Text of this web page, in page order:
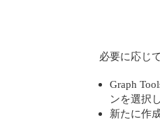
必要に応じ
Graph
ンを選択
新たに作